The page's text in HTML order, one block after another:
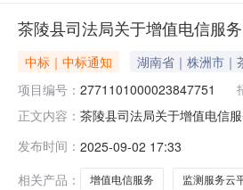
茶陵县司法局关于增值电信服
中标｜中标通知 湖南省｜株洲市｜
项目编号： 2771101000023847751
正文内容： 茶陵县司法局关于增值电信
株洲市茶陵县报价起止时间
发布时间： 2025-09-02 17:33
相关产品：
增值电信服务 监测服务云